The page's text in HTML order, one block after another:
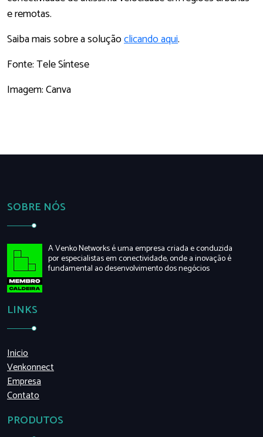
e remotas.
Saiba mais sobre a soluçãoclicando aqui.
Fonte: Tele Síntese
Imagem: Canva
SOBRE NÓS
A Venko Networks é uma empresa criada e conduzida
por especialistas em conectividade, onde a inovação é
fundamental ao desenvolvimento dos negócios
LINKS
Inicio
Venkonnect
Empresa
Contato
PRODUTOS